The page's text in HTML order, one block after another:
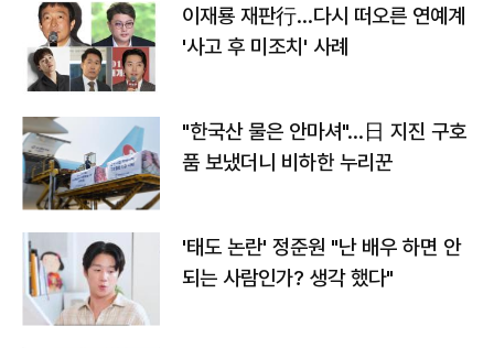
이재룡 재판行…다시 떠오른 연예계
'사고 후 미조치' 사례
"한국산 물은 안마셔"…日 지진 구호
품 보냈더니 비하한 누리꾼
'태도 논란' 정준원 "난 배우 하면 안
되는 사람인가? 생각 했다"